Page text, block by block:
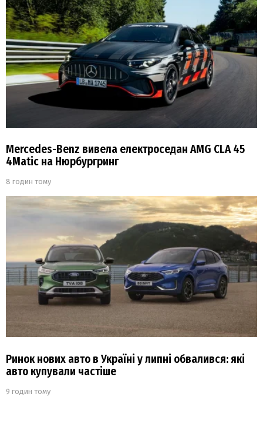
Mercedes-Benz вивела електроседан AMG CLA 45
4Matic на Нюрбургринг
8 годин тому
Ринок нових авто в Україні у липні обвалився: які
авто купували частіше
9 годин тому